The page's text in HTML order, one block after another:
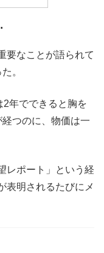
要なことが語られて
。
年でできると胸を
つのに、物価は一
レポート」という経
表明されるたびにメ